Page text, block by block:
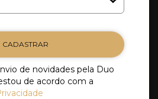
CADASTRAR
de novidades pela Duo
de acordo com a